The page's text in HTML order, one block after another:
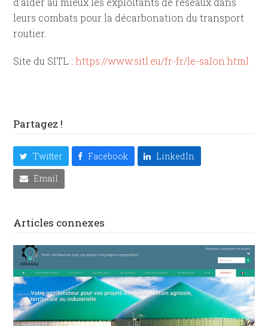
leurs combats pour la décarbonation du transport
routier.
Site du SITL :https://www.sitl.eu/fr-fr/le-salon.html
Partagez !
Twitter Facebook
LinkedIn
Email
Articles connexes